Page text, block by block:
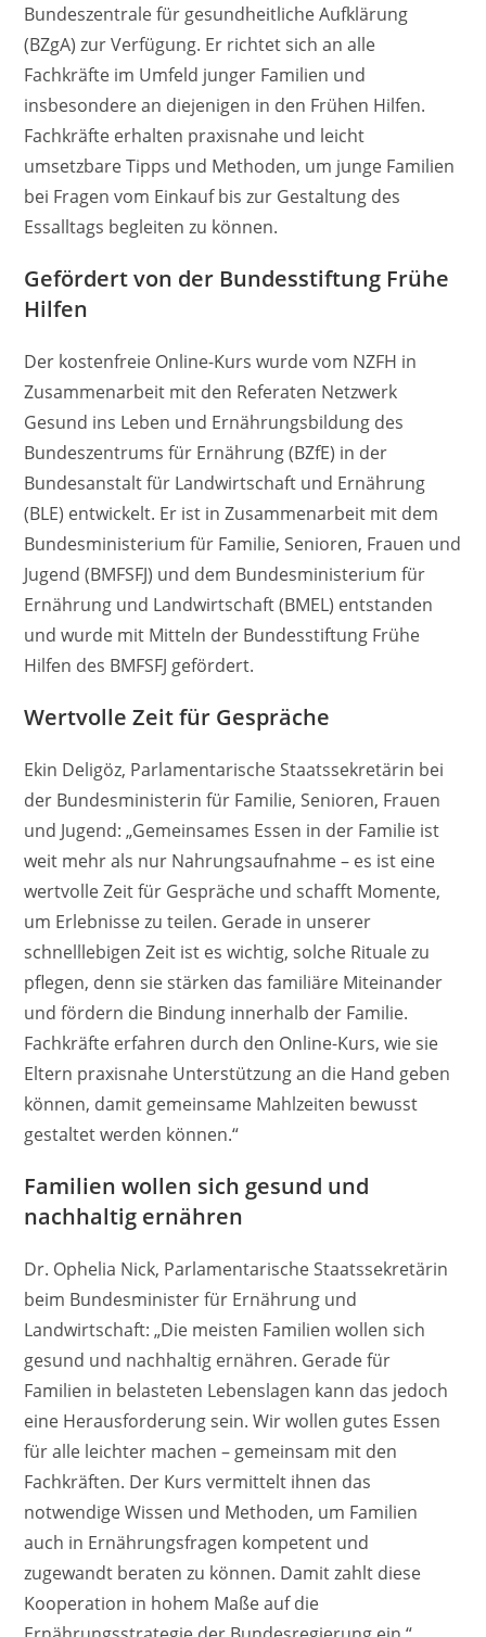
Bundeszentrale für gesundheitliche Aufklärung
(BZgA) zur Verfügung. Er richtet sich an alle
Fachkräfte im Umfeld junger Familien und
insbesondere an diejenigen in den Frühen Hilfen.
Fachkräfte erhalten praxisnahe und leicht
umsetzbare Tipps und Methoden, um junge Familien
bei Fragen vom Einkauf bis zur Gestaltung des
Essalltags begleiten zu können.
Gefördert von der Bundesstiftung Frühe
Hilfen
Der kostenfreie Online-Kurs wurde vom NZFH in
Zusammenarbeit mit den Referaten Netzwerk
Gesund ins Leben und Ernährungsbildung des
Bundeszentrums für Ernährung (BZfE) in der
Bundesanstalt für Landwirtschaft und Ernährung
(BLE) entwickelt. Er ist in Zusammenarbeit mit dem
Bundesministerium für Familie, Senioren, Frauen und
Jugend (BMFSFJ) und dem Bundesministerium für
Ernährung und Landwirtschaft (BMEL) entstanden
und wurde mit Mitteln der Bundesstiftung Frühe
Hilfen des BMFSFJ gefördert.
Wertvolle Zeit für Gespräche
Ekin Deligöz, Parlamentarische Staatssekretärin bei
der Bundesministerin für Familie, Senioren, Frauen
und Jugend: „Gemeinsames Essen in der Familie ist
weit mehr als nur Nahrungsaufnahme – es ist eine
wertvolle Zeit für Gespräche und schafft Momente,
um Erlebnisse zu teilen. Gerade in unserer
schnelllebigen Zeit ist es wichtig, solche Rituale zu
pflegen, denn sie stärken das familiäre Miteinander
und fördern die Bindung innerhalb der Familie.
Fachkräfte erfahren durch den Online-Kurs, wie sie
Eltern praxisnahe Unterstützung an die Hand geben
können, damit gemeinsame Mahlzeiten bewusst
gestaltet werden können.“
Familien wollen sich gesund und
nachhaltig ernähren
Dr. Ophelia Nick, Parlamentarische Staatssekretärin
beim Bundesminister für Ernährung und
Landwirtschaft: „Die meisten Familien wollen sich
gesund und nachhaltig ernähren. Gerade für
Familien in belasteten Lebenslagen kann das jedoch
eine Herausforderung sein. Wir wollen gutes Essen
für alle leichter machen – gemeinsam mit den
Fachkräften. Der Kurs vermittelt ihnen das
notwendige Wissen und Methoden, um Familien
auch in Ernährungsfragen kompetent und
zugewandt beraten zu können. Damit zahlt diese
Kooperation in hohem Maße auf die